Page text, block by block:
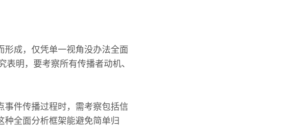
成，仅凭单一视角没办法全面
明，要考察所有传播者动机、
事件传播过程时，需考察包括信
全面分析框架能避免简单归